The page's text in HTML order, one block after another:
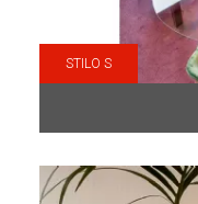
STILO S